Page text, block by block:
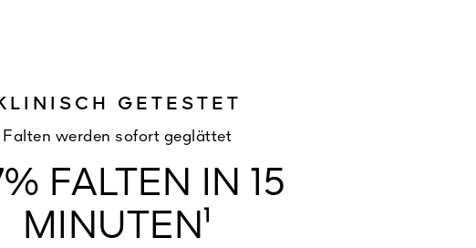
GETESTET
Falten werden sofort geglättet
FALTEN IN 15
MINUTEN¹
-27% FALTEN IN 15 MINUTEN¹ ¹Instrumentelle